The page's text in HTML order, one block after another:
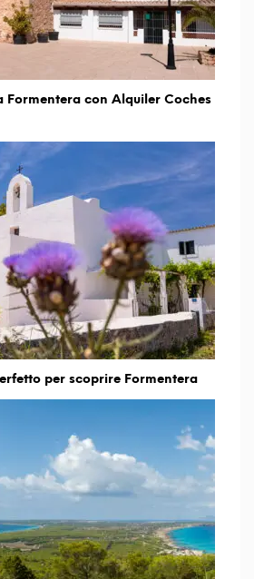
Formentera con Alquiler Coches
per scoprire Formentera